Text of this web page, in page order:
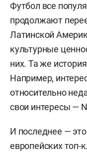
Футбол все
продолжают
Латинской
культурные
них. Та же
Например,
относительно
свои интересы —
И последнее —
европейских топ-